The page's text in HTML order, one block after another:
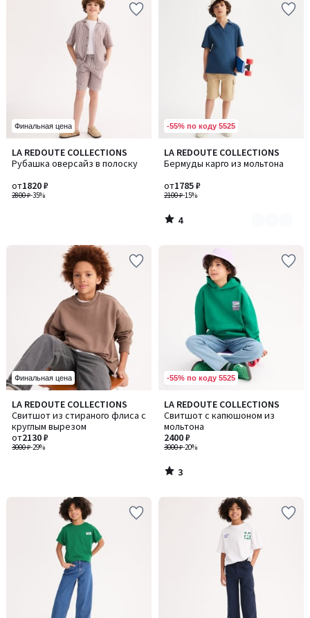
Финальная цена
LA REDOUTE COLLECTIONS
Рубашка оверсайз в полоску
2800 ₽-35%
от1820 ₽
-55% по коду 5525
LA REDOUTE COLLECTIONS
Бермуды карго из мольтона
2100 ₽-15%
от1785 ₽
4
/
Количество
цветов:
4
/
Финальная цена
LA REDOUTE COLLECTIONS
Свитшот из стираного флиса с
круглым вырезом
3000 ₽-29%
от2130 ₽
-55% по коду 5525
LA REDOUTE COLLECTIONS
Свитшот с капюшоном из
мольтона
3000 ₽-20%
2400 ₽
3
/
5
3
/